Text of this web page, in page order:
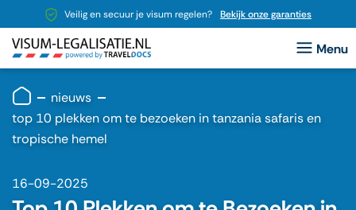
Veilig en secuur je visum regelen? Bekijk onze garanties
nieuws
top 10 plekken om te bezoeken in tanzania safaris en
tropische hemel
16-09-2025